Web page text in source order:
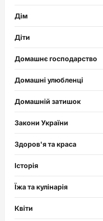
Дім
Діти
Домашнє господарство
Домашні улюбленці
Домашній затишок
Закони України
Здоров'я та краса
Історія
Їжа та кулінарія
Квіти